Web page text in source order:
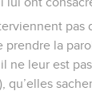
pas
prendre la
ne leur est
qu’elles